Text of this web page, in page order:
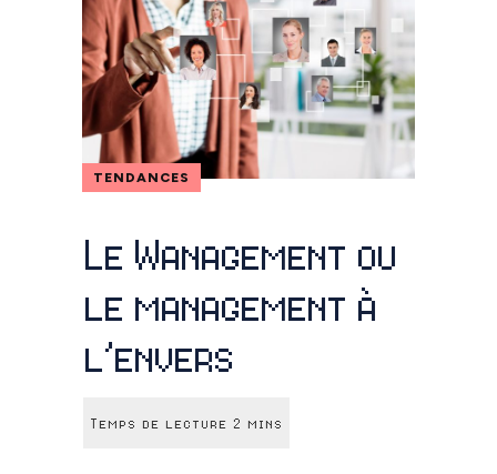
TENDANCES
Le Wanagement ou
le management à
l’envers